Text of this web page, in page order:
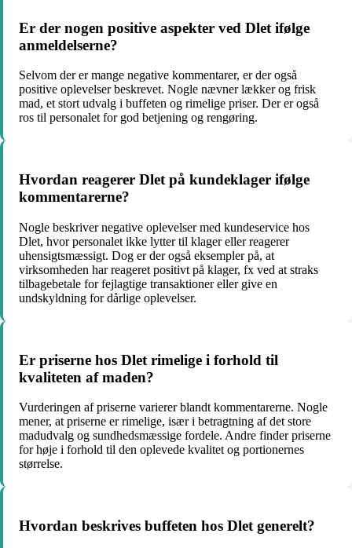
Er der nogen positive aspekter ved Dlet ifølge
anmeldelserne?
Selvom der er mange negative kommentarer, er der også
positive oplevelser beskrevet. Nogle nævner lækker og frisk
mad, et stort udvalg i buffeten og rimelige priser. Der er også
ros til personalet for god betjening og rengøring.
Hvordan reagerer Dlet på kundeklager ifølge
kommentarerne?
Nogle beskriver negative oplevelser med kundeservice hos
Dlet, hvor personalet ikke lytter til klager eller reagerer
uhensigtsmæssigt. Dog er der også eksempler på, at
virksomheden har reageret positivt på klager, fx ved at straks
tilbagebetale for fejlagtige transaktioner eller give en
undskyldning for dårlige oplevelser.
Er priserne hos Dlet rimelige i forhold til
kvaliteten af maden?
Vurderingen af priserne varierer blandt kommentarerne. Nogle
mener, at priserne er rimelige, især i betragtning af det store
madudvalg og sundhedsmæssige fordele. Andre finder priserne
for høje i forhold til den oplevede kvalitet og portionernes
størrelse.
Hvordan beskrives buffeten hos Dlet generelt?